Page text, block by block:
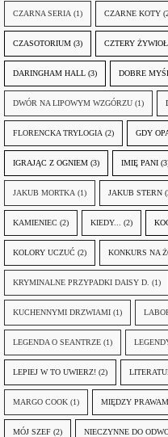
CZARNA SERIA (1) CZARNE KOTY
CZASOTORIUM (3) CZTERY
DARINGHAM HALL (3) DOBRE
DWÓR NA LIPOWYM WZGÓRZU (1)
FLORENCKA TRYLOGIA (2) GDY
IGRAJĄC Z OGNIEM (3) IMIĘ PANI
JAKUB MORTKA (1) JAKUB STERN
KAMIENIEC (2) KIEDY... (2)
KOLORY UCZUĆ (2) KONKURS NA
KRYMINALNE PRZYPADKI DAISY D. (1)
KUCHENNYMI DRZWIAMI (1)
LEGENDA O SEANTRZE (1)
LEPIEJ W TO UWIERZ! (2)
MARGO COOK (1) MIĘDZY
MÓJ SZEF (2) NIECZYNNE DO